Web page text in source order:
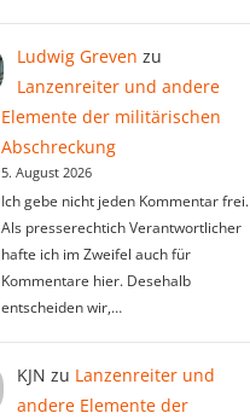
Ludwig Greven zu
Lanzenreiter und andere
Elemente der militärischen
Abschreckung
5. August 2026
Ich gebe nicht jeden Kommentar frei.
Als presserechtich Verantwortlicher
hafte ich im Zweifel auch für
Kommentare hier. Desehalb
entscheiden wir,…
KJN zu Lanzenreiter und
andere Elemente der